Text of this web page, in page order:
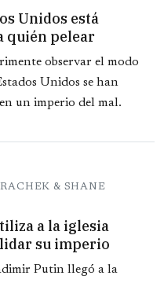
Unidos está
quién pelear
observar el modo
Unidos se han
un imperio del mal.
& SHANE
a la iglesia
su imperio
Putin llegó a la